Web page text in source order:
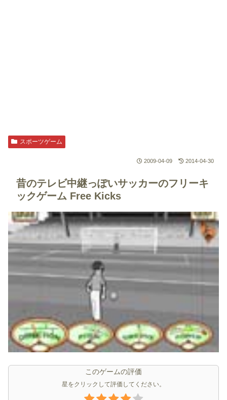
スポーツゲーム
2009-04-09 2014-04-30
昔のテレビ中継っぽいサッカーのフリーキ
ックゲーム Free Kicks
このゲームの評価
星をクリックして評価してください。